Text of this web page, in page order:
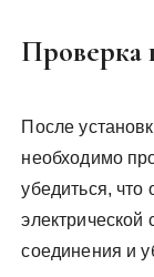
Проверка
После
необходимо
убедиться, что
соединения и